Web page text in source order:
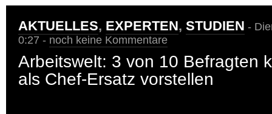
AKTUELLES, EXPERTEN, STUDIEN -
0:27 - noch keine Kommentare
Arbeitswelt: 3 von 10 Befragten
als Chef-Ersatz vorstellen